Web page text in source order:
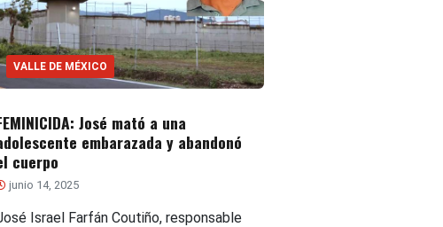
VALLE DE MÉXICO
José mató a una
embarazada y abandonó
cuerpo
junio 14, 2025
Israel Farfán Coutiño, responsable